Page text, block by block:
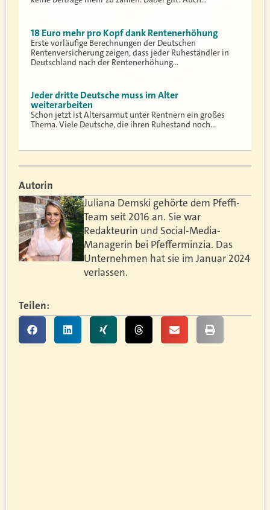
18 Euro mehr pro Kopf dank Rentenerhöhung
Erste vorläufige Berechnungen der Deutschen
Rentenversicherung zeigen, dass jeder Ruheständler in
Deutschland nach der Rentenerhöhung…
Jeder dritte Deutsche muss im Alter
weiterarbeiten
Schon jetzt ist Altersarmut unter Rentnern ein großes
Thema. Viele Deutsche, die ihren Ruhestand noch…
Autorin
Juliana Demski gehörte dem Pfeffi-
Team seit 2016 an. Sie war
Redakteurin und Social-Media-
Managerin bei Pfefferminzia. Das
Unternehmen hat sie im Januar 2024
verlassen.
Teilen: